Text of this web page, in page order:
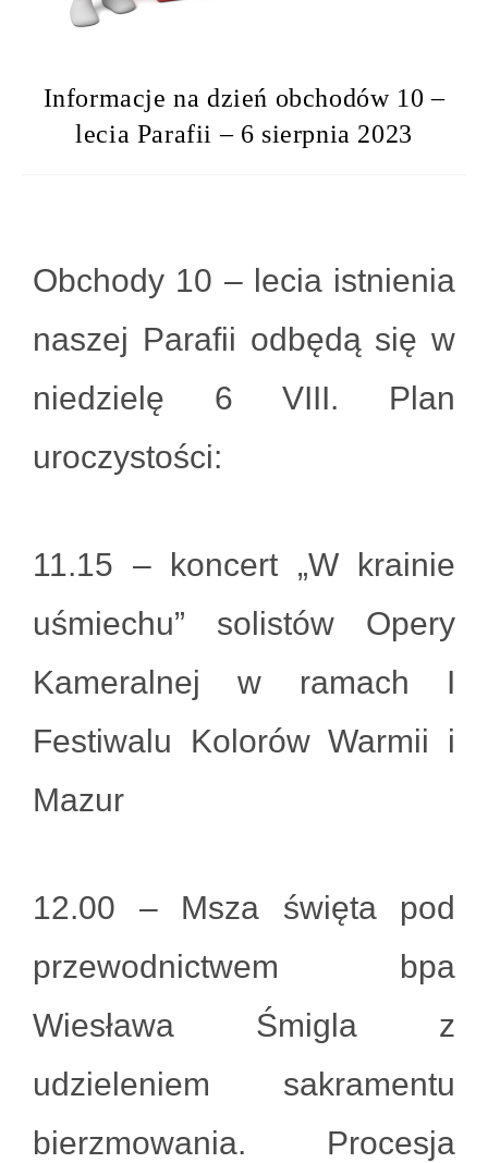
Informacje na dzień obchodów 10 –
lecia Parafii – 6 sierpnia 2023
Obchody 10 – lecia istnienia
naszej Parafii odbędą się w
niedzielę 6 VIII. Plan
uroczystości:
11.15 – koncert „W krainie
uśmiechu” solistów Opery
Kameralnej w ramach I
Festiwalu Kolorów Warmii i
Mazur
12.00 – Msza święta pod
przewodnictwem bpa
Wiesława Śmigla z
udzieleniem sakramentu
bierzmowania. Procesja